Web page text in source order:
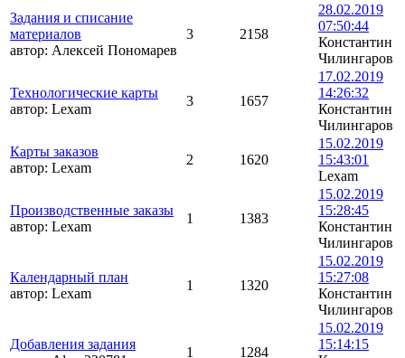
Задания и списание
материалов
автор: Алексей Пономарев
3 2158
28.02.2019
07:50:44
Константин
Чилингаров
Технологические карты
автор: Lexam
3 1657
17.02.2019
14:26:32
Константин
Чилингаров
Карты заказов
автор: Lexam
2 1620
15.02.2019
15:43:01
Lexam
Производственные заказы
автор: Lexam
1 1383
15.02.2019
15:28:45
Константин
Чилингаров
Календарный план
автор: Lexam
1 1320
15.02.2019
15:27:08
Константин
Чилингаров
Добавления задания
1 1284
15.02.2019
15:14:15